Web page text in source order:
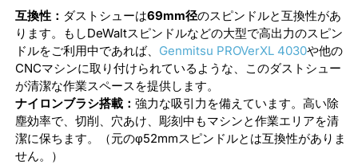
69mm
ア
ク
リ
ル
ダ
ス
69mm
ア
ク
リ
ル
ダ
互換性： ダストシューは69mm径のスピンドルと互換性があ
ります。もしDeWaltスピンドルなどの大型で高出力のスピン
ドルをご利用中であれば、 Genmitsu PROVerXL 4030や他の
CNCマシンに取り付けられているような、このダストシュー
が清潔な作業スペースを提供します。
ナイロンブラシ搭載： 強力な吸引力を備えています。高い除
塵効率で、切削、穴あけ、彫刻中もマシンと作業エリアを清
潔に保ちます。（元のφ52mmスピンドルとは互換性がありま
せん。）